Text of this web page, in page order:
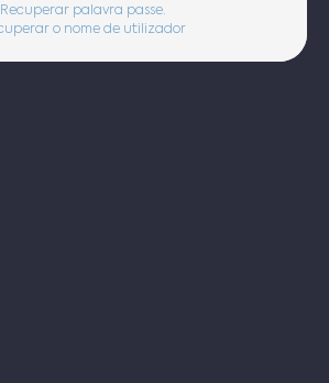
Recuperar palavra passe.
o nome de utilizador